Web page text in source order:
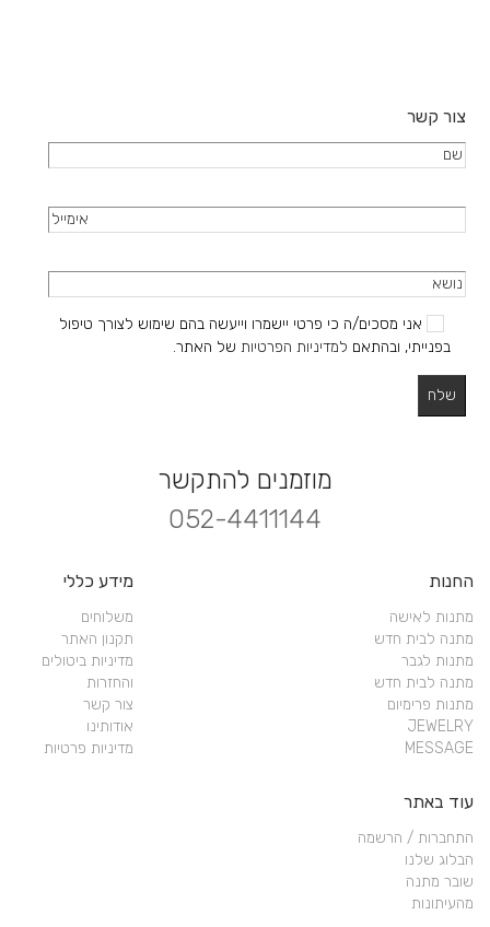
צור קשר
אני מסכים/ה כי פרטי יישמרו וייעשה בהם שימוש לצורך טיפול
בפנייתי, ובהתאם למדיניות הפרטיות של האתר.
מוזמנים להתקשר
052-4411144
החנות
מתנות לאישה
מתנה לבית חדש
מתנות לגבר
מתנה לבית חדש
מתנות פרימיום
JEWELRY
MESSAGE
מידע כללי
משלוחים
תקנון האתר
מדיניות ביטולים
והחזרות
צור קשר
אודותינו
מדיניות פרטיות
עוד באתר
התחברות / הרשמה
הבלוג שלנו
שובר מתנה
מהעיתונות